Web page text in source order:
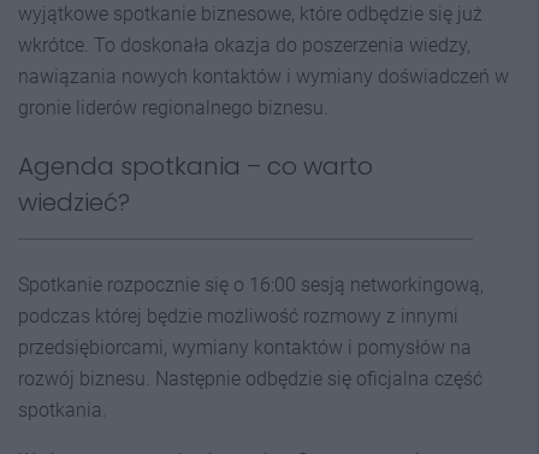
wyjątkowe spotkanie biznesowe, które odbędzie się już
wkrótce. To doskonała okazja do poszerzenia wiedzy,
nawiązania nowych kontaktów i wymiany doświadczeń w
gronie liderów regionalnego biznesu.
Agenda spotkania – co warto
wiedzieć?
Spotkanie rozpocznie się o 16:00 sesją networkingową,
podczas której będzie możliwość rozmowy z innymi
przedsiębiorcami, wymiany kontaktów i pomysłów na
rozwój biznesu. Następnie odbędzie się oficjalna część
spotkania.